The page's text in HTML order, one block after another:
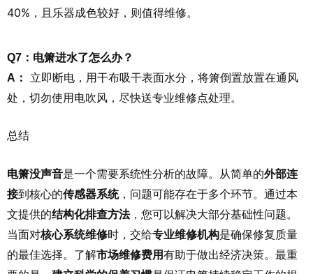
40%，且乐器成色较好，则值得维修。
Q7：电箫进水了怎么办？
A：
立即断电，用干布吸干表面水分，将箫倒置放置在通风
处，切勿使用电吹风，尽快送专业维修点处理。
总结
电箫没声音是一个需要系统性分析的故障。从简单的外部连
接到核心的传感器系统，问题可能存在于多个环节。通过本
文提供的结构化排查方法，您可以解决大部分基础性问题。
当面对核心系统维修时，交给专业维修机构是确保修复质量
的最佳选择。了解市场维修费用有助于做出经济决策。最重